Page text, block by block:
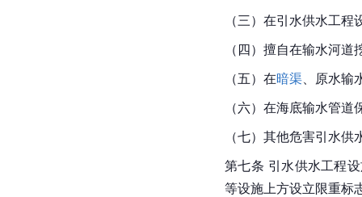
（三）在引水供水工
（四）擅自在输水河道
（五）在暗渠 、原水
（六）在海底输水管
（七）其他危害引水
第七条 引水供水工程
等设施上方设立限重标